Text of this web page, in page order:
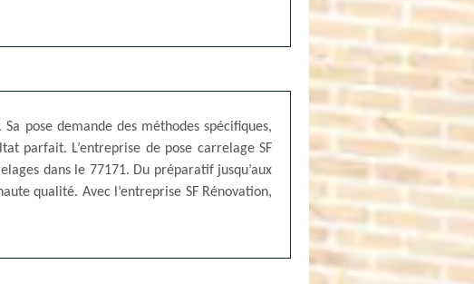
pose demande des méthodes spécifiques,
parfait. L’entreprise de pose carrelage SF
dans le 77171. Du préparatif jusqu’aux
qualité. Avec l’entreprise SF Rénovation,